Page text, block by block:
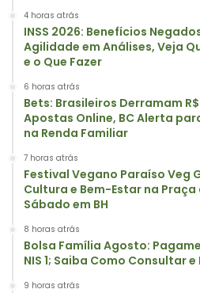
4 horas atrás
INSS 2026: Benefícios
Agilidade em Análises, Veja
e o Que Fazer
6 horas atrás
Bets: Brasileiros Derramam
Apostas Online, BC Alerta
na Renda Familiar
7 horas atrás
Festival Vegano Paraíso
Cultura e Bem-Estar na
Sábado em BH
8 horas atrás
Bolsa Família Agosto:
NIS 1; Saiba Como Consultar
9 horas atrás